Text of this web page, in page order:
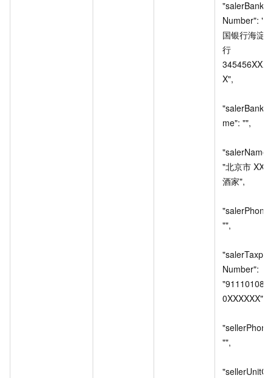
Number": "中
国银行海淀支
行
X",
me": "",
"salerName":
"北京市 XXX
酒家",
"",
Number":
0XXXXXX",
"",